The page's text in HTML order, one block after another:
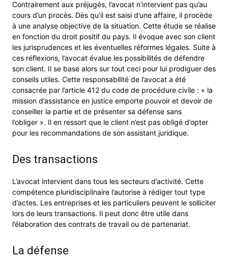
Contrairement aux préjugés, l’avocat n’intervient pas qu’au
cours d’un procès. Dès qu’il est saisi d’une affaire, il procède
à une analyse objective de la situation. Cette étude se réalise
en fonction du droit positif du pays. Il évoque avec son client
les jurisprudences et les éventuelles réformes légales. Suite à
ces réflexions, l’avocat évalue les possibilités de défendre
son client. Il se base alors sur tout ceci pour lui prodiguer des
conseils utiles. Cette responsabilité de l’avocat a été
consacrée par l’article 412 du code de procédure civile : « la
mission d’assistance en justice emporte pouvoir et devoir de
conseiller la partie et de présenter sa défense sans
l’obliger ». Il en ressort que le client n’est pas obligé d’opter
pour les recommandations de son assistant juridique.
Des transactions
L’avocat intervient dans tous les secteurs d’activité. Cette
compétence pluridisciplinaire l’autorise à rédiger tout type
d’actes. Les entreprises et les particuliers peuvent le solliciter
lors de leurs transactions. Il peut donc être utile dans
l’élaboration des contrats de travail ou de partenariat.
La défense